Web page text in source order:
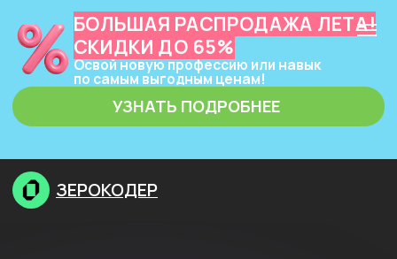
БОЛЬШАЯ РАСПРОДАЖА ЛЕТА!
СКИДКИ ДО 65%
Освой новую профессию или навык
по самым выгодным ценам!
УЗНАТЬ ПОДРОБНЕЕ